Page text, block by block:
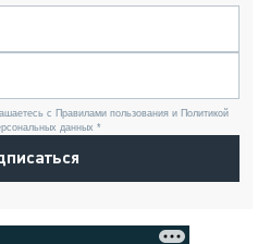
с Правилами пользования и Политикой
данных *